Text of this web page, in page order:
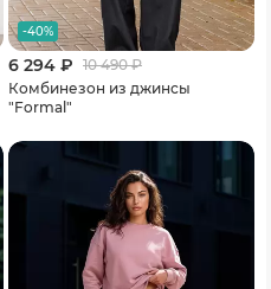
-40%
6 294 ₽ 10 490₽
Комбинезон из джинсы
"Formal"